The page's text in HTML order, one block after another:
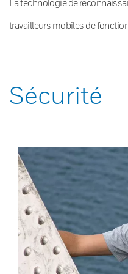
La technologie de
travailleurs mobiles de
Sécurité